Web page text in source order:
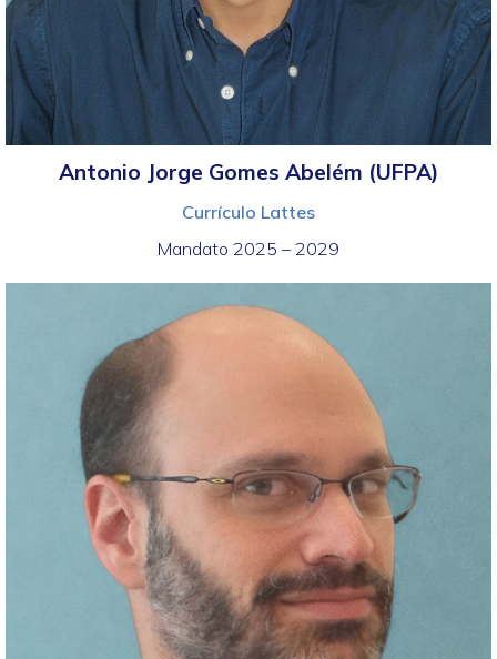
Antonio Jorge Gomes Abelém (UFPA)
Currículo Lattes
Mandato 2025 – 2029